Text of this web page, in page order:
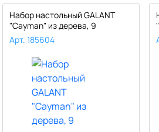
Набор настольный GALANT
"Cayman" из дерева, 9
предметов..
Арт. 185604